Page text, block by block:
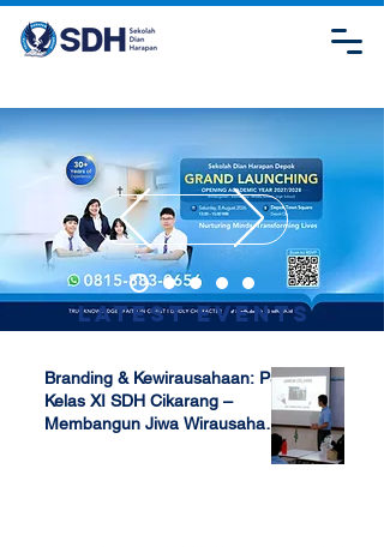
Latest Events
Branding & Kewirausahaan: P5
Kelas XI SDH Cikarang –
Membangun Jiwa Wirausaha